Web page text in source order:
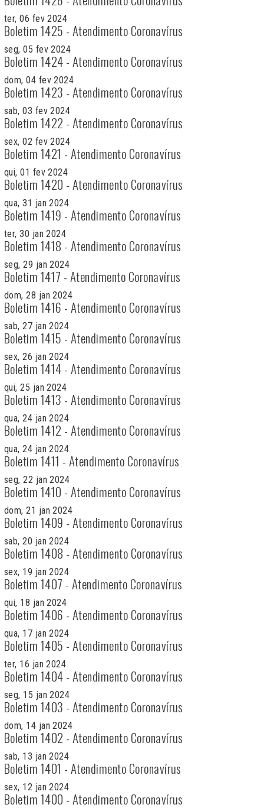
ter, 06 fev 2024
Boletim 1425 - Atendimento Coronavírus
seg, 05 fev 2024
Boletim 1424 - Atendimento Coronavírus
dom, 04 fev 2024
Boletim 1423 - Atendimento Coronavírus
sab, 03 fev 2024
Boletim 1422 - Atendimento Coronavírus
sex, 02 fev 2024
Boletim 1421 - Atendimento Coronavírus
qui, 01 fev 2024
Boletim 1420 - Atendimento Coronavírus
qua, 31 jan 2024
Boletim 1419 - Atendimento Coronavírus
ter, 30 jan 2024
Boletim 1418 - Atendimento Coronavírus
seg, 29 jan 2024
Boletim 1417 - Atendimento Coronavírus
dom, 28 jan 2024
Boletim 1416 - Atendimento Coronavírus
sab, 27 jan 2024
Boletim 1415 - Atendimento Coronavírus
sex, 26 jan 2024
Boletim 1414 - Atendimento Coronavírus
qui, 25 jan 2024
Boletim 1413 - Atendimento Coronavírus
qua, 24 jan 2024
Boletim 1412 - Atendimento Coronavírus
qua, 24 jan 2024
Boletim 1411 - Atendimento Coronavírus
seg, 22 jan 2024
Boletim 1410 - Atendimento Coronavírus
dom, 21 jan 2024
Boletim 1409 - Atendimento Coronavírus
sab, 20 jan 2024
Boletim 1408 - Atendimento Coronavírus
sex, 19 jan 2024
Boletim 1407 - Atendimento Coronavírus
qui, 18 jan 2024
Boletim 1406 - Atendimento Coronavírus
qua, 17 jan 2024
Boletim 1405 - Atendimento Coronavírus
ter, 16 jan 2024
Boletim 1404 - Atendimento Coronavírus
seg, 15 jan 2024
Boletim 1403 - Atendimento Coronavírus
dom, 14 jan 2024
Boletim 1402 - Atendimento Coronavírus
sab, 13 jan 2024
Boletim 1401 - Atendimento Coronavírus
sex, 12 jan 2024
Boletim 1400 - Atendimento Coronavírus